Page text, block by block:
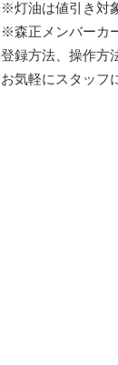
※灯油は値引き対
※森正メンバーカ
登録方法、操作方
お気軽にスタッフ